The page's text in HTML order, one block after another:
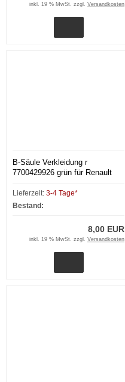
inkl. 19 % MwSt. zzgl. Versandkosten
B-Säule Verkleidung r
7700429926 grün für Renault
Lieferzeit: 3-4 Tage*
Bestand:
8,00 EUR
inkl. 19 % MwSt. zzgl. Versandkosten